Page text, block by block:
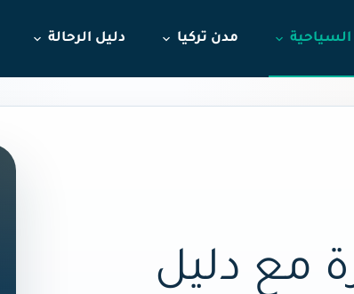
السياحية مدن تركيا دليل الرحالة
مع دليل